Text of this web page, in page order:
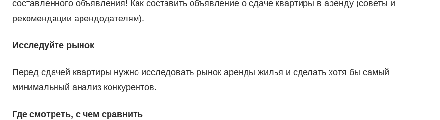
составленного объявления! Как составить объявление о сдаче квартиры в аренду (советы и
рекомендации арендодателям).
Исследуйте рынок
Перед сдачей квартиры нужно исследовать рынок аренды жилья и сделать хотя бы самый
минимальный анализ конкурентов.
Где смотреть, с чем сравнить